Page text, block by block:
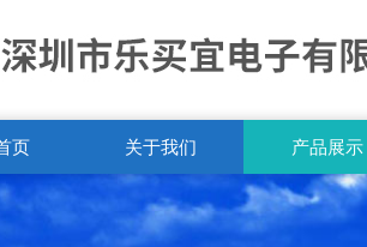
页 关于我们 产品展示